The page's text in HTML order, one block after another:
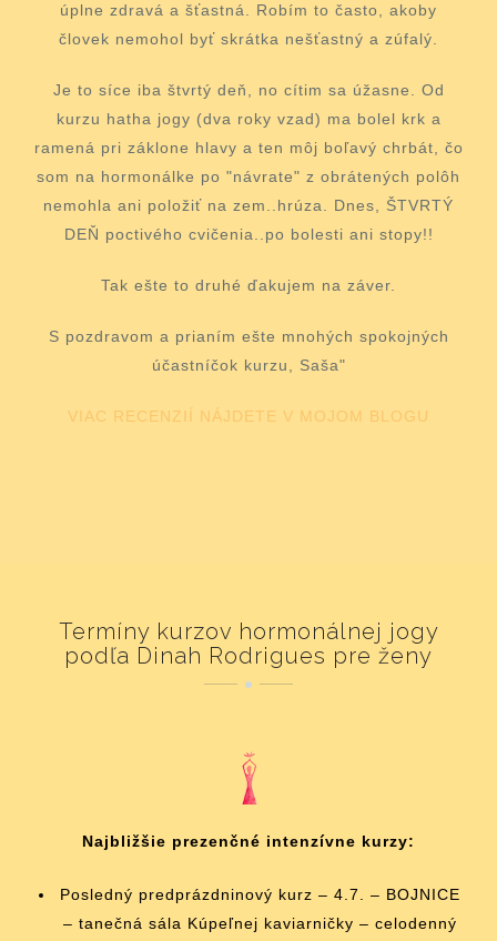
úplne zdravá a šťastná. Robím to často, akoby
človek nemohol byť skrátka nešťastný a zúfalý.
Je to síce iba štvrtý deň, no cítim sa úžasne. Od
kurzu hatha jogy (dva roky vzad) ma bolel krk a
ramená pri záklone hlavy a ten môj boľavý chrbát, čo
som na hormonálke po "návrate" z obrátených polôh
nemohla ani položiť na zem..hrúza. Dnes, ŠTVRTÝ
DEŇ poctivého cvičenia..po bolesti ani stopy!!
Tak ešte to druhé ďakujem na záver.
S pozdravom a prianím ešte mnohých spokojných
účastníčok kurzu, Saša"
VIAC RECENZIÍ NÁJDETE V MOJOM BLOGU
Termíny kurzov hormonálnej jogy
podľa Dinah Rodrigues pre ženy
Najbližšie prezenčné intenzívne kurzy:
Posledný predprázdninový kurz – 4.7. – BOJNICE
– tanečná sála Kúpeľnej kaviarničky – celodenný